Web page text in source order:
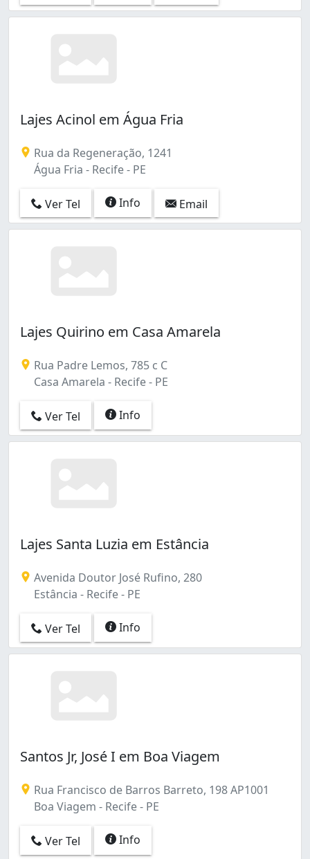
Lajes Acinol em Água Fria
Rua da Regeneração, 1241
Água Fria - Recife - PE
Ver Tel Info Email
Lajes Quirino em Casa Amarela
Rua Padre Lemos, 785 c C
Casa Amarela - Recife - PE
Ver Tel Info
Lajes Santa Luzia em Estância
Avenida Doutor José Rufino, 280
Estância - Recife - PE
Ver Tel Info
Santos Jr, José I em Boa Viagem
Rua Francisco de Barros Barreto, 198 AP1001
Boa Viagem - Recife - PE
Ver Tel Info